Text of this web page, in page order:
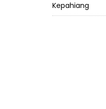
Kepahiang